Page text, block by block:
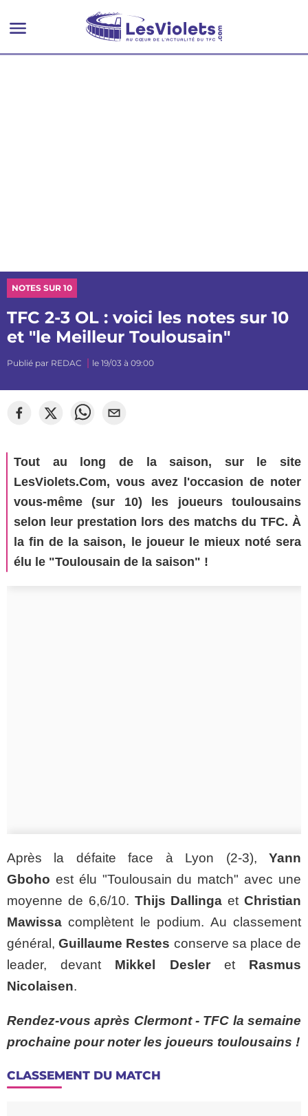
NOTES SUR 10
TFC 2-3 OL : voici les notes sur 10
et "le Meilleur Toulousain"
Publié par REDAC le 19/03 à 09:00
Tout au long de la saison, sur le site
LesViolets.Com, vous avez l'occasion de noter
vous-même (sur 10) les joueurs toulousains
selon leur prestation lors des matchs du TFC. À
la fin de la saison, le joueur le mieux noté sera
élu le "Toulousain de la saison" !
Après la défaite face à Lyon (2-3), Yann
Gboho est élu "Toulousain du match" avec une
moyenne de 6,6/10. Thijs Dallinga etChristian
Mawissa complètent le podium. Au classement
général,Guillaume Restes conserve sa place de
leader, devant Mikkel Desleret Rasmus
Nicolaisen.
Rendez-vous après Clermont - TFC la semaine
prochaine pour noter les joueurs toulousains !
CLASSEMENT DU MATCH